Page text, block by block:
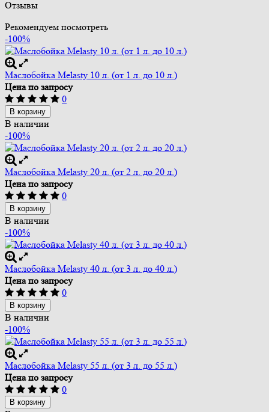
Отзывы
Рекомендуем посмотреть
-100%
Маслобойка Melasty 10 л. (от 1 л. до 10 л.)
Цена по запросу
0
В корзину
В наличии
-100%
Маслобойка Melasty 20 л. (от 2 л. до 20 л.)
Цена по запросу
0
В корзину
В наличии
-100%
Маслобойка Melasty 40 л. (от 3 л. до 40 л.)
Цена по запросу
0
В корзину
В наличии
-100%
Маслобойка Melasty 55 л. (от 3 л. до 55 л.)
Цена по запросу
0
В корзину